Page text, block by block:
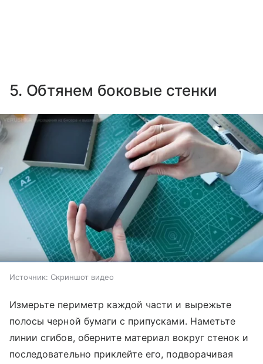
5. Обтянем боковые стенки
Источник: Скриншот видео
Измерьте периметр каждой части и вырежьте
полосы черной бумаги с припусками. Наметьте
линии сгибов, оберните материал вокруг стенок и
последовательно приклейте его, подворачивая